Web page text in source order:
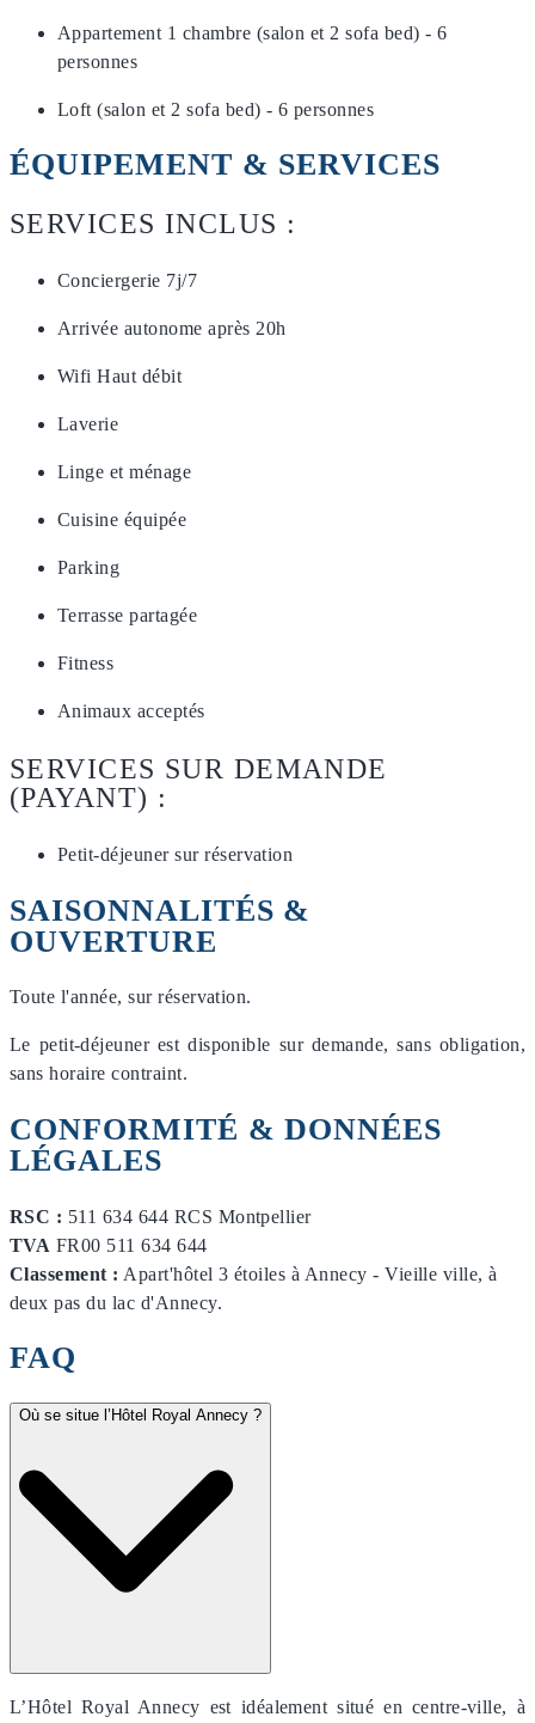
Appartement 1 chambre (salon et 2 sofa bed) - 6
personnes
Loft (salon et 2 sofa bed) - 6 personnes
ÉQUIPEMENT & SERVICES
SERVICES INCLUS :
Conciergerie 7j/7
Arrivée autonome après 20h
Wifi Haut débit
Laverie
Linge et ménage
Cuisine équipée
Parking
Terrasse partagée
Fitness
Animaux acceptés
SERVICES SUR DEMANDE
(PAYANT) :
Petit-déjeuner sur réservation
SAISONNALITÉS &
OUVERTURE
Toute l'année, sur réservation.
Le petit-déjeuner est disponible sur demande, sans obligation,
sans horaire contraint.
CONFORMITÉ & DONNÉES
LÉGALES
RSC : 511 634 644 RCS Montpellier
TVA FR00 511 634 644
Classement : Apart'hôtel 3 étoiles à Annecy - Vieille ville, à
deux pas du lac d'Annecy.
FAQ
Où se situe l’Hôtel Royal Annecy ?
L’Hôtel Royal Annecy est idéalement situé en centre-ville, à